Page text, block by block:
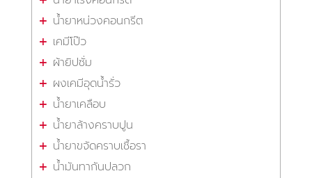
น้ำยาหน่วงคอนกรีต
เคมีโป๊ว
ผ้ายิปซั่ม
ผงเคมีอุดน้ำรั่ว
น้ำยาเคลือบ
น้ำยาล้างคราบปูน
น้ำยาขจัดคราบเชื้อรา
น้ำมันทากันปลวก